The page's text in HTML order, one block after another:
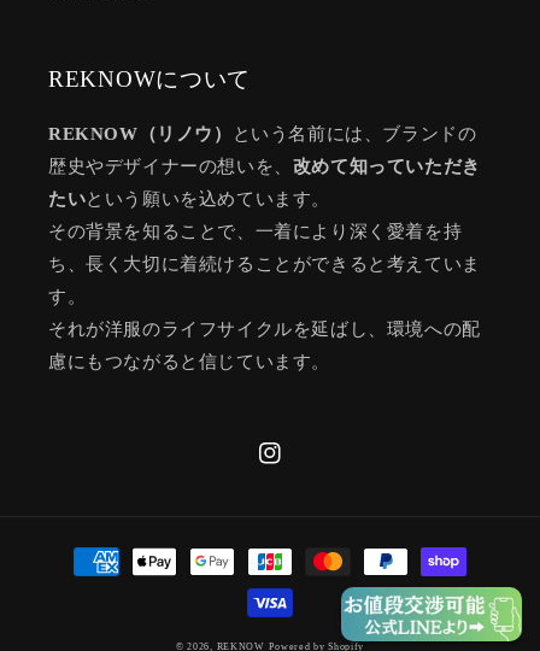
REKNOWについて
REKNOW（リノウ）
という名前には、ブランドの
歴史やデザイナーの想いを、 改めて知っていただき
たいという願いを込めています。
その背景を知ることで、一着により深く愛着を持
ち、長く大切に着続けることができると考えていま
す。
それが洋服のライフサイクルを延ばし、環境への配
慮にもつながると信じています。
Instagram
© 2026, REKNOW Powered by Shopify